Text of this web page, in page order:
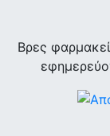
Βρες